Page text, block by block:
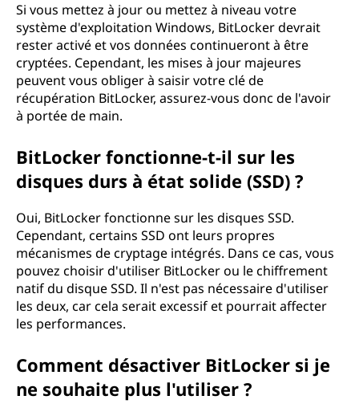
Si vous mettez à jour ou mettez à niveau votre
système d'exploitation Windows, BitLocker devrait
rester activé et vos données continueront à être
cryptées. Cependant, les mises à jour majeures
peuvent vous obliger à saisir votre clé de
récupération BitLocker, assurez-vous donc de l'avoir
à portée de main.
BitLocker fonctionne-t-il sur les
disques durs à état solide (SSD) ?
Oui, BitLocker fonctionne sur les disques SSD.
Cependant, certains SSD ont leurs propres
mécanismes de cryptage intégrés. Dans ce cas, vous
pouvez choisir d'utiliser BitLocker ou le chiffrement
natif du disque SSD. Il n'est pas nécessaire d'utiliser
les deux, car cela serait excessif et pourrait affecter
les performances.
Comment désactiver BitLocker si je
ne souhaite plus l'utiliser ?